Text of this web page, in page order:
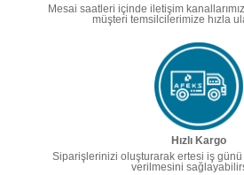
Mesai saatleri içinde iletişim
müşteri temsilcilerimize hızla
Hızlı Kargo
Siparişlerinizi oluşturarak ertesi iş
verilmesini